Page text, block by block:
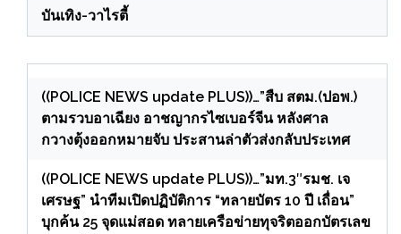
บันเทิง-วาไรตี้
((POLICE NEWS update PLUS))…”สืบ สตม.(ปอพ.)
ตามรวบอาเฉียง อาชญากรไซเบอร์จีน หลังศาล
กวางตุ้งออกหมายจับ ประสานล่าตัวส่งกลับประเทศ
((POLICE NEWS update PLUS))…”มท.3″รมช. เจ
เศรษฐ” นำทีมเปิดปฏิบัติการ “ทลายบัตร 10 ปี เถื่อน”
บุกค้น 25 จุดแม่สอด ทลายเครือข่ายทุจริตออกบัตรเลข